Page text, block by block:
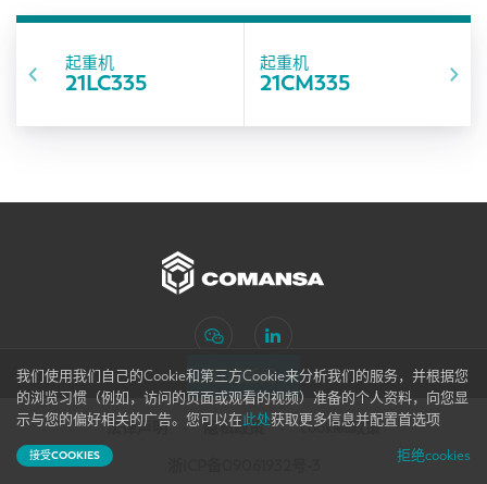
起重机
21LC335
起重机
21CM335
网站地图
订阅新闻
法律声明 隐私政策 cookies政策
我们使用我们自己的Cookie和第三方Cookie来分析我们的服务，并根据您
的浏览习惯（例如，访问的页面或观看的视频）准备的个人资料，向您显
示与您的偏好相关的广告。您可以在此处获取更多信息并配置首选项
接受COOKIES 拒绝cookies